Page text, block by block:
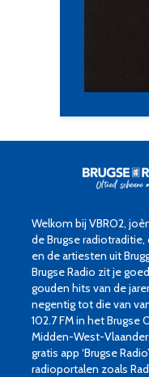
Welkom bij VBRO2,
de Brugse
en de artiesten uit
Brugse Radio zit je
gouden hits van de
negentig tot die van
102.7 FM in het
Midden-West-
gratis app ‘Brugse
radioportalen zoals